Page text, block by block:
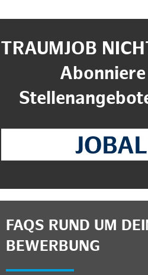
TRAUMJOB
FAQS RUND UM
BEWERBUNG